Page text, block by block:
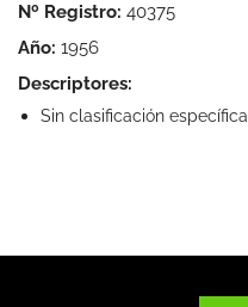
Nº Registro: 40375
Año: 1956
Descriptores:
Sin clasificación específica